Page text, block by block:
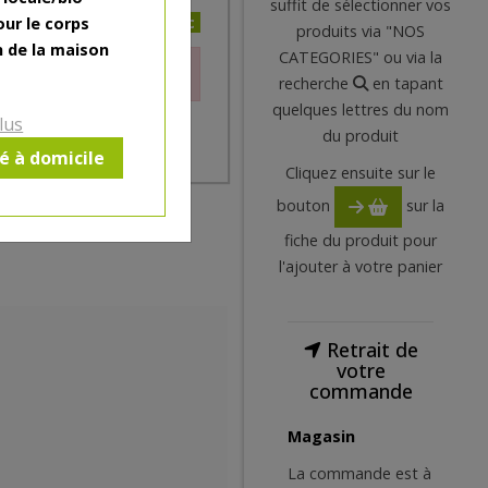
le corps
de la maison
à domicile
2.9€/pc
suffit de sélectionner vos
produits via "NOS
CATEGORIES" ou via la
recherche
en tapant
quelques lettres du nom
du produit
Cliquez ensuite sur le
bouton
sur la
fiche du produit pour
l'ajouter à votre panier
Retrait de
votre
commande
Magasin
La commande est à